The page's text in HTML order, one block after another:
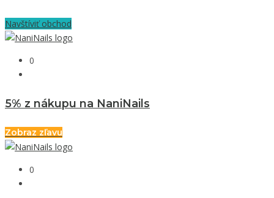
Navštíviť obchod
0
5% z nákupu na NaniNails
Zobraz zľavu
0